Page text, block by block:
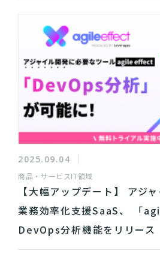
2025.09.04
商品・サービスIT領域
【大幅アップデート】 アジ
業務効率化支援SaaS、 「
DevOps分析機能をリリース